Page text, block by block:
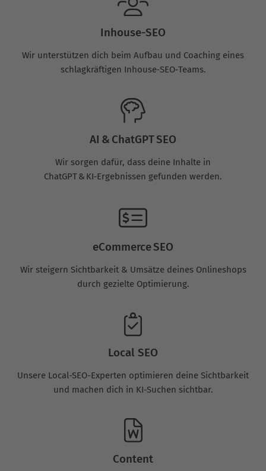
Inhouse-SEO
Wir unterstützen dich beim Aufbau und Coaching eines
schlagkräftigen Inhouse‑SEO‑Teams.
AI & ChatGPT SEO
Wir sorgen dafür, dass deine Inhalte in
ChatGPT & KI‑Ergebnissen gefunden werden.
eCommerce SEO
Wir steigern Sichtbarkeit & Umsätze deines Onlineshops
durch gezielte Optimierung.
Local SEO
Unsere Local-SEO-Experten optimieren deine Sichtbarkeit
und machen dich in KI-Suchen sichtbar.
Content